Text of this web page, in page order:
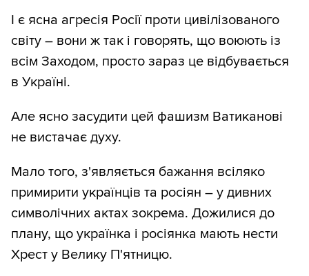
І є ясна агресія Росії проти цивілізованого
світу – вони ж так і говорять, що воюють із
всім Заходом, просто зараз це відбувається
в Україні.
Але ясно засудити цей фашизм Ватиканові
не вистачає духу.
Мало того, з'являється бажання всіляко
примирити українців та росіян – у дивних
символічних актах зокрема. Дожилися до
плану, що українка і росіянка мають нести
Хрест у Велику П'ятницю.